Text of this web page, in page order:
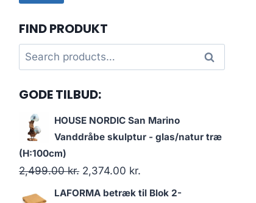
FIND PRODUKT
Search
for:
Search
GODE TILBUD:
HOUSE NORDIC San Marino
Vanddråbe skulptur - glas/natur træ
(H:100cm)
2,499.00kr. 2,374.00 kr.
LAFORMA betræk til Blok 2-